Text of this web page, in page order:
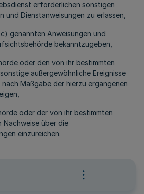
erforderlichen sonstigen
und Dienstanweisungen zu erlassen,
genannten Anweisungen und
bekanntzugeben,
oder den von ihr bestimmten
außergewöhnliche Ereignisse
nach Maßgabe der hierzu ergangenen
oder der von ihr bestimmten
Nachweise über die
einzureichen.